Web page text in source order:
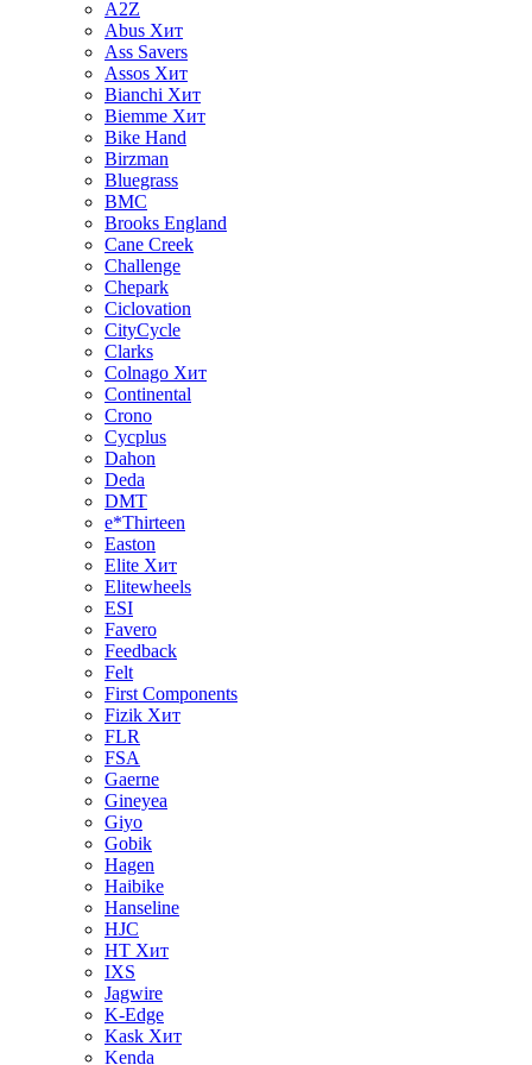
A2Z
Abus Хит
Ass Savers
Assos Хит
Bianchi Хит
Biemme Хит
Bike Hand
Birzman
Bluegrass
BMC
Brooks England
Cane Creek
Challenge
Chepark
Ciclovation
CityCycle
Clarks
Colnago Хит
Continental
Crono
Cycplus
Dahon
Deda
DMT
e*Thirteen
Easton
Elite Хит
Elitewheels
ESI
Favero
Feedback
Felt
First Components
Fizik Хит
FLR
FSA
Gaerne
Gineyea
Giyo
Gobik
Hagen
Haibike
Hanseline
HJC
HT Хит
IXS
Jagwire
K-Edge
Kask Хит
Kenda